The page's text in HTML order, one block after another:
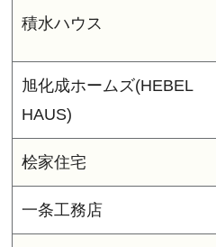
積水ハウス
旭化成ホームズ(HEBEL
HAUS)
桧家住宅
一条工務店